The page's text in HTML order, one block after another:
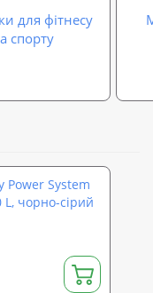
для фітнесу
спорту
Power System
L, чорно-сірий